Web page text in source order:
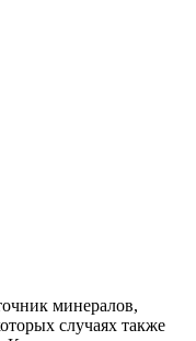
минералов,
случаях также